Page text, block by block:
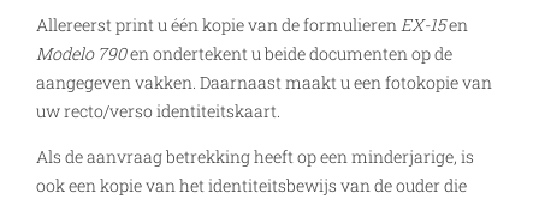
Allereerst print u één kopie van de formulierenEX-15en
Modelo 790en ondertekent u beide documenten op de
aangegeven vakken. Daarnaast maakt u een fotokopie van
uw recto/verso identiteitskaart.
Als de aanvraag betrekking heeft op een minderjarige, is
ook een kopie van het identiteitsbewijs van de ouder die